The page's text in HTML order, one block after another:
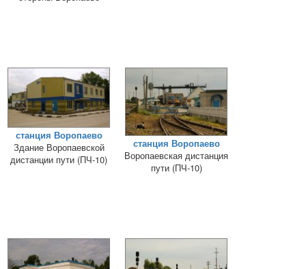
станция Воропаево
Здание Воропаевской
дистанции пути (ПЧ-10)
станция Воропаево
Воропаевская дистанция
пути (ПЧ-10)